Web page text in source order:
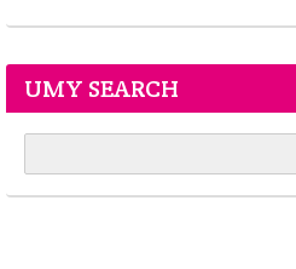
UMY SEARCH